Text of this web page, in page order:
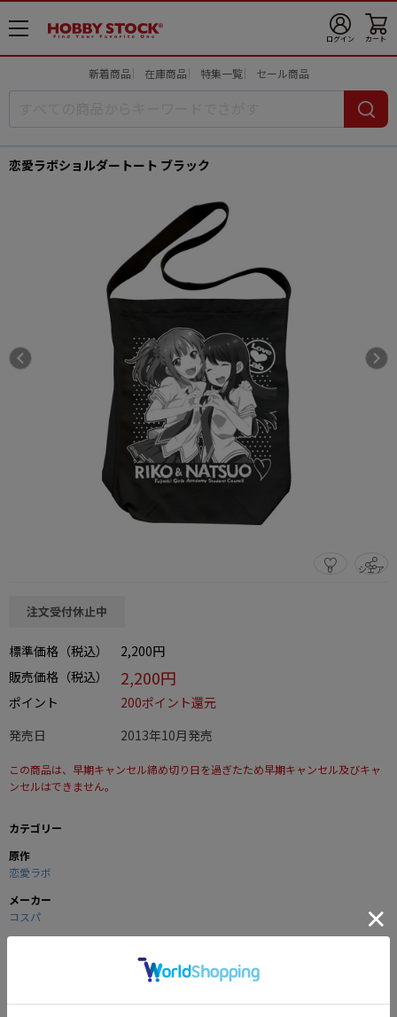
メ
ニ
ログイン カート
新着商品 在庫商品 特集一覧 セール商品
恋愛ラボショルダートート ブラック
0 シェア
この商品をシェアする
注文受付休止中
標準価格（税込）
2,200円
販売価格（税込）
2,200円
ポイント
200ポイント還元
発売日
2013年10月発売
この商品は、早期キャンセル締め切り日を過ぎたため早期キャンセル及びキャ
ンセルはできません。
カテゴリー
原作
恋愛ラボ
メーカー
コスパ
耐久性の高い、厚手のキャンバス生地を使用した、リコとマキのショルダート